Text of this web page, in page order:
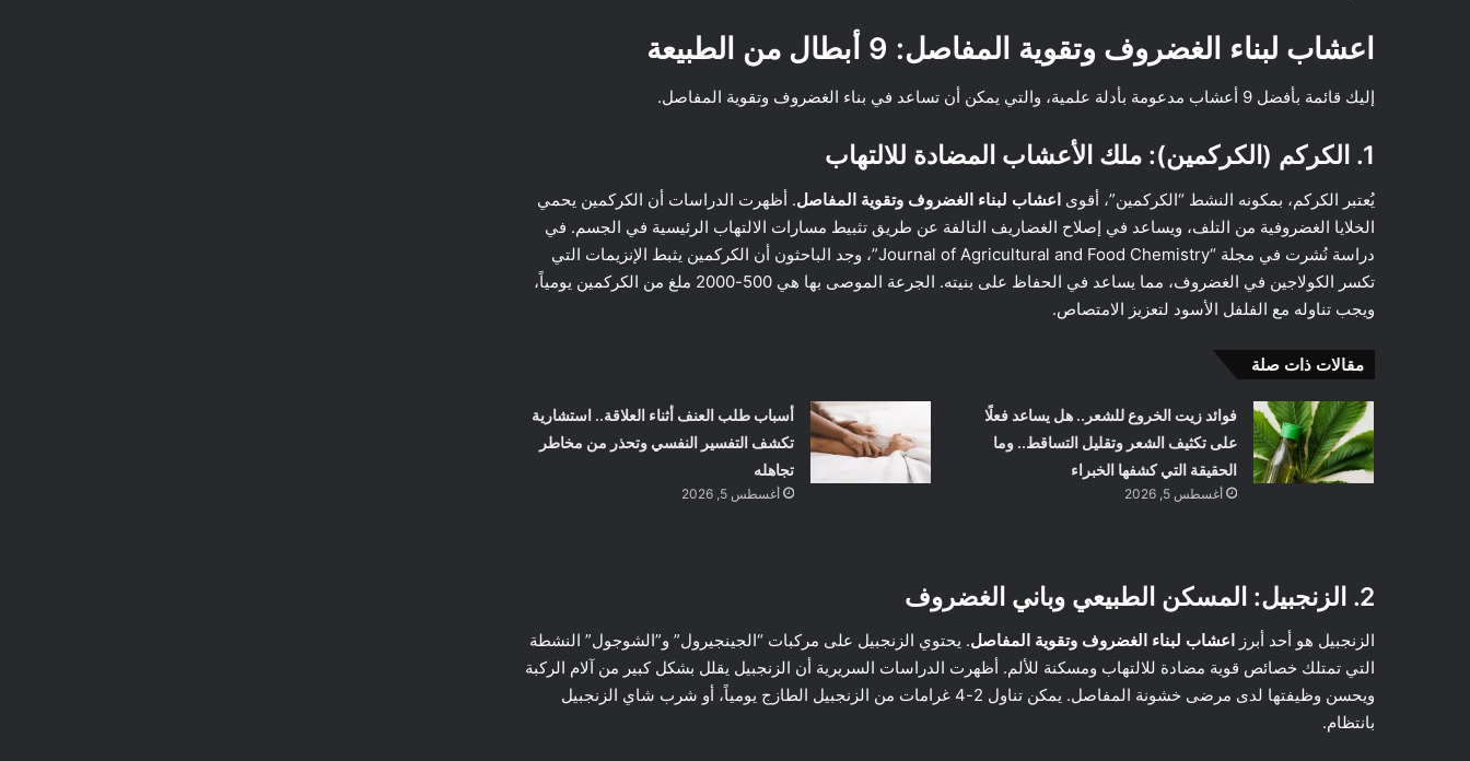
اعشاب لبناء الغضروف وتقوية المفاصل: 9 أبطال من الطبيعة
إليك قائمة بأفضل 9 أعشاب مدعومة بأدلة علمية، والتي يمكن أن تساعد في بناء الغضروف وتقوية المفاصل.
1. الكركم (الكركمين): ملك الأعشاب المضادة للالتهاب
يُعتبر الكركم، بمكونه النشط “الكركمين”، أقوى اعشاب لبناء الغضروف وتقوية المفاصل. أظهرت الدراسات أن الكركمين يحمي
الخلايا الغضروفية من التلف، ويساعد في إصلاح الغضاريف التالفة عن طريق تثبيط مسارات الالتهاب الرئيسية في الجسم. في
دراسة نُشرت في مجلة “Journal of Agricultural and Food Chemistry”، وجد الباحثون أن الكركمين يثبط الإنزيمات التي
تكسر الكولاجين في الغضروف، مما يساعد في الحفاظ على بنيته. الجرعة الموصى بها هي 500-2000 ملغ من الكركمين يومياً،
ويجب تناوله مع الفلفل الأسود لتعزيز الامتصاص.
مقالات ذات صلة
فوائد زيت الخروع للشعر.. هل يساعد فعلًا
على تكثيف الشعر وتقليل التساقط.. وما
الحقيقة التي كشفها الخبراء
أغسطس 5, 2026
أسباب طلب العنف أثناء العلاقة.. استشارية
تكشف التفسير النفسي وتحذر من مخاطر
تجاهله
أغسطس 5, 2026
2. الزنجبيل: المسكن الطبيعي وباني الغضروف
الزنجبيل هو أحد أبرز اعشاب لبناء الغضروف وتقوية المفاصل. يحتوي الزنجبيل على مركبات “الجينجيرول” و”الشوجول” النشطة
التي تمتلك خصائص قوية مضادة للالتهاب ومسكنة للألم. أظهرت الدراسات السريرية أن الزنجبيل يقلل بشكل كبير من آلام الركبة
ويحسن وظيفتها لدى مرضى خشونة المفاصل. يمكن تناول 2-4 غرامات من الزنجبيل الطازج يومياً، أو شرب شاي الزنجبيل
بانتظام.